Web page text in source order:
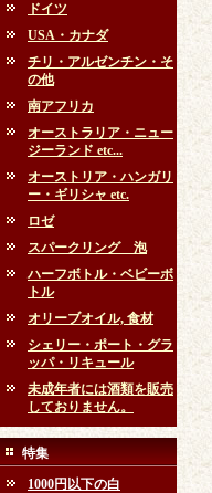
ドイツ
USA・カナダ
チリ・アルゼンチン・そ
の他
南アフリカ
オーストラリア・ニュー
ジーランド etc...
オーストリア・ハンガリ
ー・ギリシャ etc.
ロゼ
スパークリング 泡
ハーフボトル・ベビーボ
トル
オリーブオイル, 食材
シェリー・ポート・グラ
ッパ・リキュール
未成年者には酒類を販売
しておりません。
特集
1000円以下の白